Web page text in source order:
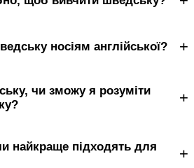
носіям англійської? +
чи зможу я розуміти
+
найкраще підходять для
+